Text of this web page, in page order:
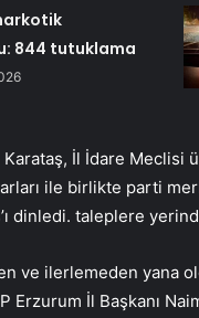
844 tutuklama
İl İdare Meclisi
ile birlikte parti
dinledi. taleplere
ve ilerlemeden yana
İl Başkanı